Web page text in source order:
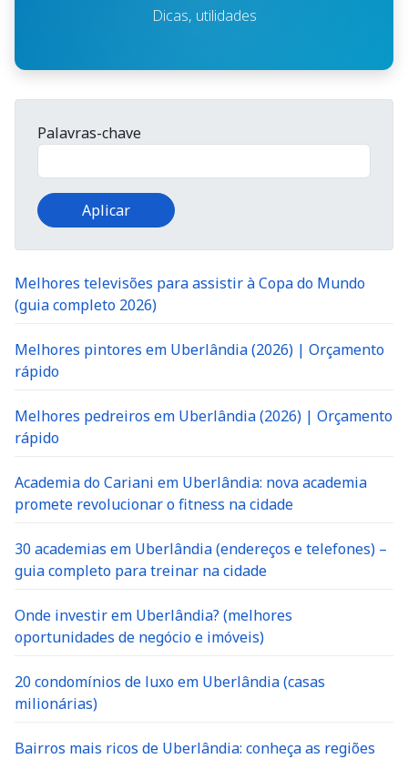
Dicas, utilidades
Palavras-chave
Melhores televisões para assistir à Copa do Mundo
(guia completo 2026)
Melhores pintores em Uberlândia (2026) | Orçamento
rápido
Melhores pedreiros em Uberlândia (2026) | Orçamento
rápido
Academia do Cariani em Uberlândia: nova academia
promete revolucionar o fitness na cidade
30 academias em Uberlândia (endereços e telefones) –
guia completo para treinar na cidade
Onde investir em Uberlândia? (melhores
oportunidades de negócio e imóveis)
20 condomínios de luxo em Uberlândia (casas
milionárias)
Bairros mais ricos de Uberlândia: conheça as regiões